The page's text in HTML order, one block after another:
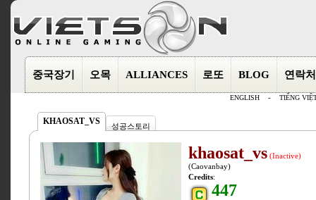
중국장기 오목 ALLIANCES 로또 BLOG 연락처
ENGLISH - TIẾNG
KHAOSAT_VS
성공스토리
khaosat_vs (Inactive)
(Caovanbay)
Credits:
447